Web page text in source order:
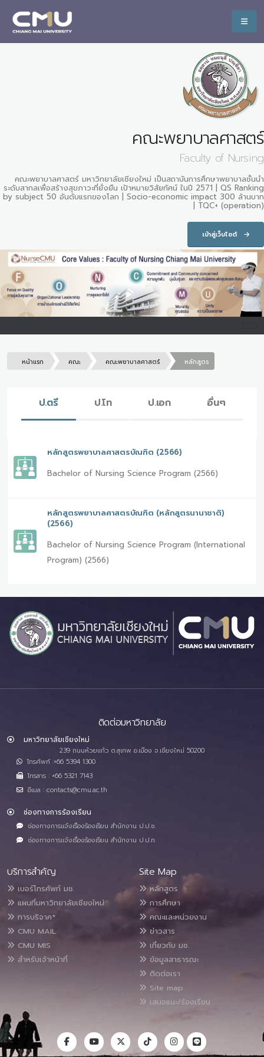
คณะพยาบาลศาสตร์
Faculty of Nursing
คณะพยาบาลศาสตร์ มหาวิทยาลัยเชียงใหม่ เป็นสถาบันการศึกษาพยาบาลชั้นนำ
ระดับสากลเพื่อสร้างสุขภาวะที่ยั่งยืน เป้าหมายวิสัยทัศน์ ในปี 2571 | QS Ranking
by subject 50 อันดับแรกของโลก | Socio-economic impact 300 ล้านบาท
| TQC+ (operation)
เข้าสู่เว็บไซต์
หน้าแรก คณะ คณะพยาบาลศาสตร์ หลักสูตร
ป.ตรี ป.โท ป.เอก อื่นๆ
หลักสูตรพยาบาลศาสตรบัณฑิต (2566)
Bachelor of Nursing Science Program (2566)
หลักสูตรพยาบาลศาสตรบัณฑิต (หลักสูตรนานาชาติ)
(2566)
Bachelor of Nursing Science Program (International
Program) (2566)
ติดต่อมหาวิทยาลัย
มหาวิทยาลัยเชียงใหม่
239 ถนนห้วยแก้ว ต.สุเทพ อ.เมือง จ.เชียงใหม่ 50200
โทรศัพท์ :+66 5394 1300
โทรสาร : +66 5321 7143
อีเมล : contacts@cmu.ac.th
ช่องทางการร้องเรียน
ช่องทางการแจ้งเรื่องร้องเรียน สำนักงาน ป.ป.ช.
ช่องทางการแจ้งเรื่องร้องเรียน สำนักงาน ป.ป.ท.
บริการสำคัญ
เบอร์โทรศัพท์ มช.
แผนที่มหาวิทยาลัยเชียงใหม่
การบริจาค*
CMU MAIL
CMU MIS
สำหรับเจ้าหน้าที่
Site Map
หลักสูตร
การศึกษา
คณะและหน่วยงาน
ข่าวสาร
เกี่ยวกับ มช.
ข้อมูลสาธารณะ
ติดต่อเรา
Site map
เสนอแนะ/ร้องเรียน